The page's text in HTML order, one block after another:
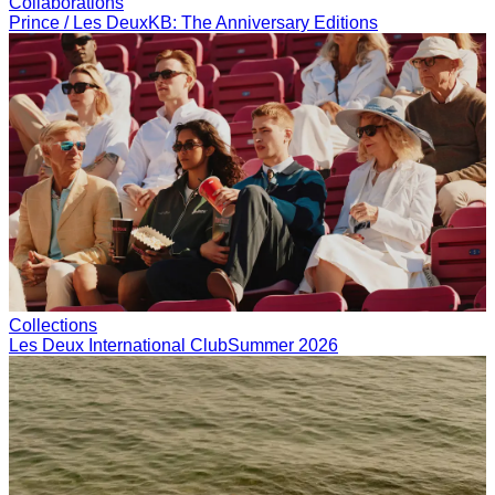
Prince / Les DeuxKB: The Anniversary Editions
Collections
Les Deux International Club Summer 2026
Søk
Norway